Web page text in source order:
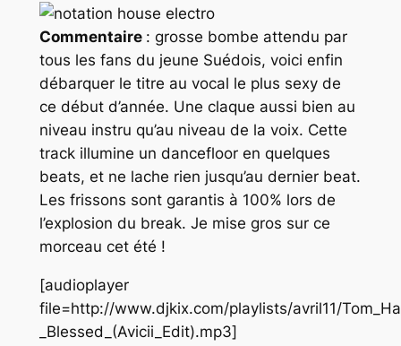
Commentaire : grosse bombe attendu par
tous les fans du jeune Suédois, voici enfin
débarquer le titre au vocal le plus sexy de
ce début d’année. Une claque aussi bien au
niveau instru qu’au niveau de la voix. Cette
track illumine un dancefloor en quelques
beats, et ne lache rien jusqu’au dernier beat.
Les frissons sont garantis à 100% lors de
l’explosion du break. Je mise gros sur ce
morceau cet été !
[audioplayer
file=http://www.djkix.com/playlists/avril11/
_Blessed_(Avicii_Edit).mp3]